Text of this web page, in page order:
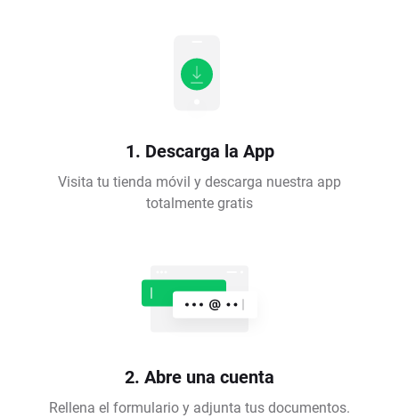
1. Descarga la App
Visita tu tienda móvil y descarga nuestra app
totalmente gratis
2. Abre una cuenta
Rellena el formulario y adjunta tus documentos.